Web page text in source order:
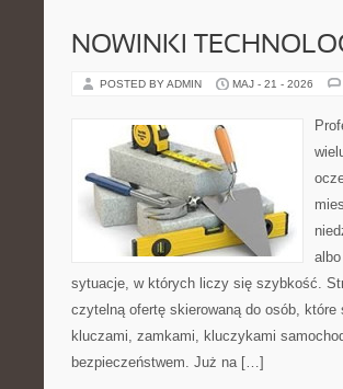
NOWINKI
POSTED BY ADMIN MAJ - 21 - 2026
sytuacje, w których liczy się szybkość.
czytelną ofertę skierowaną do osób,
kluczami, zamkami, kluczykami
bezpieczeństwem. Już na […]